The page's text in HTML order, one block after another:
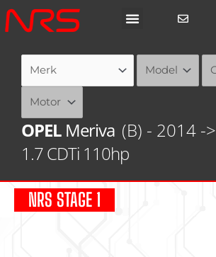
Ga
naar
OPEL Meriva (B) - 2014 ->
1.7 CDTi 110hp
NRS STAGE 1